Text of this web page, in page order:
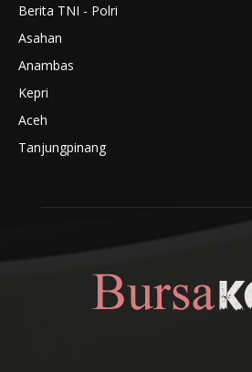
Berita TNI - Polri
Asahan
Anambas
Kepri
Aceh
Tanjungpinang